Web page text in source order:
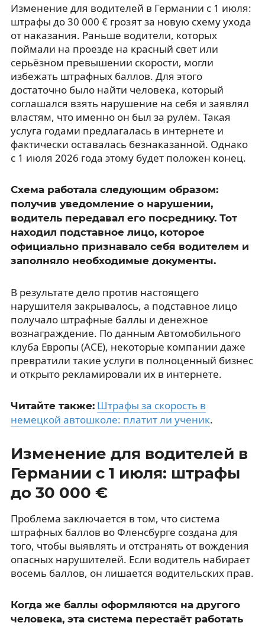
Изменение для водителей в Германии с 1 июля:
штрафы до 30 000 € грозят за новую схему ухода
от наказания. Раньше водители, которых
поймали на проезде на красный свет или
серьёзном превышении скорости, могли
избежать штрафных баллов. Для этого
достаточно было найти человека, который
соглашался взять нарушение на себя и заявлял
властям, что именно он был за рулём. Такая
услуга годами предлагалась в интернете и
фактически оставалась безнаказанной. Однако
с 1 июля 2026 года этому будет положен конец.
Схема работала следующим образом:
получив уведомление о нарушении,
водитель передавал его посреднику. Тот
находил подставное лицо, которое
официально признавало себя водителем и
заполняло необходимые документы.
В результате дело против настоящего
нарушителя закрывалось, а подставное лицо
получало штрафные баллы и денежное
вознаграждение. По данным Автомобильного
клуба Европы (ACE), некоторые компании даже
превратили такие услуги в полноценный бизнес
и открыто рекламировали их в интернете.
Читайте также: Штрафы за скорость в
немецкой автошколе: платит ли ученик.
Изменение для водителей в
Германии с 1 июля: штрафы
до 30 000 €
Проблема заключается в том, что система
штрафных баллов во Фленсбурге создана для
того, чтобы выявлять и отстранять от вождения
опасных нарушителей. Если водитель набирает
восемь баллов, он лишается водительских прав.
Когда же баллы оформляются на другого
человека, эта система перестаёт работать